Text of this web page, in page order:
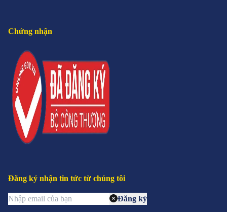
Chứng nhận
Đăng ký nhận tin tức từ chúng tôi
Đăng ký